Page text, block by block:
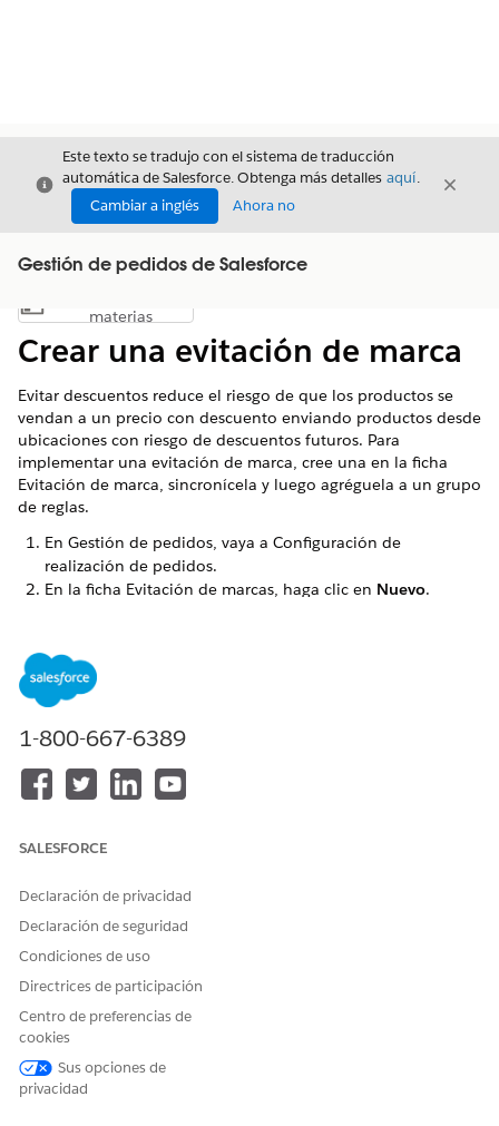
Cerrar
Este texto se tradujo con el sistema de traducción
automática de Salesforce. Obtenga más detalles aquí.
Cambiar a inglés
Ahora no
Cerrar
Gestión de pedidos de Salesforce
Mostrar índice de materias
materias
Crear una evitación de marca
Evitar descuentos reduce el riesgo de que los productos se
vendan a un precio con descuento enviando productos desde
ubicaciones con riesgo de descuentos futuros. Para
implementar una evitación de marca, cree una en la ficha
Evitación de marca, sincronícela y luego agréguela a un grupo
de reglas.
En Gestión de pedidos, vaya a Configuración de
realización de pedidos.
En la ficha Evitación de marcas, haga clic en Nuevo.
Establezca una fecha de inicio y finalización, que
determina cuánto tiempo prioriza la regla las ubicaciones
en riesgo.
Puntúa tu regla. El puntuaje se asigna a ubicaciones que
se ajustan a las condiciones de la regla. Las ubicaciones
con puntuajes más altos tienen prioridad durante el
enrutamiento.
Seleccione si la regla se aplica a productos específicos o a
Si seleccionóProductos o Categorías específicos
seleccione los productos o categorías.
Haga clic enSiguiente
Agregue ubicaciones que están en riesgo de una
reducción de precios.
Haga clic enGuardar
Sincronice su evitación de marcas.
Después de crear su regla de evitación de rebajas,
un grupo
1-800-667-6389
SALESFORCE
Declaración de privacidad
Declaración de seguridad
Condiciones de uso
Directrices de participación
Centro de preferencias de
cookies
Sus opciones de
privacidad